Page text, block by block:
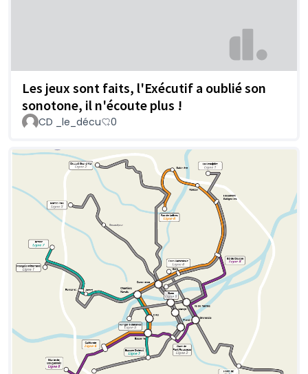
Les jeux sont faits, l'Exécutif a oublié son
sonotone, il n'écoute plus !
CD _le_décu 0